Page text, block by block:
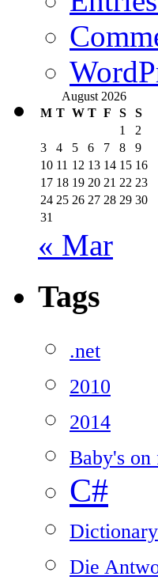
August 2026
M T W T F S
S
1
2
3
4 5 6 7 8
9
10 11 12 13 14 15 16
17 18 19 20 21 22 23
24 25 26 27 28 29 30
31
« Mar
Tags
.net
2010
2014
Baby's on
C#
Dictionary
Die